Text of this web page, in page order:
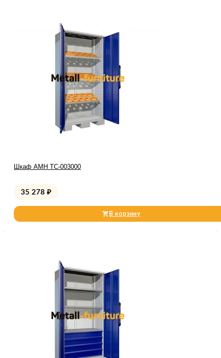
Шкаф AMH TC-003000
35 278 ₽
В корзину